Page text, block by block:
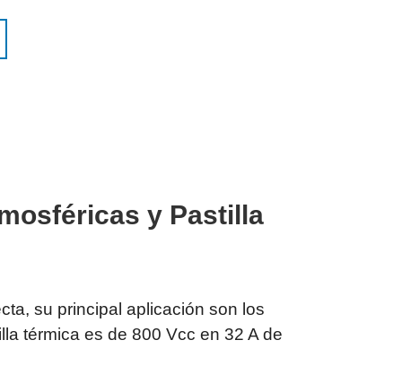
y Pastilla
su principal aplicación son los
térmica es de 800 Vcc en 32 A de